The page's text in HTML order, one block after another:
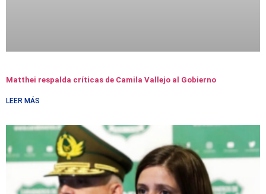
Matthei respalda críticas de Camila Vallejo al Gobierno
LEER MÁS